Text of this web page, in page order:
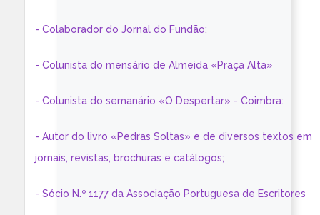
- Colaborador do Jornal do Fundão;
- Colunista do mensário de Almeida «Praça Alta»
- Colunista do semanário «O Despertar» - Coimbra:
- Autor do livro «Pedras Soltas» e de diversos textos em
jornais, revistas, brochuras e catálogos;
- Sócio N.º 1177 da Associação Portuguesa de Escritores